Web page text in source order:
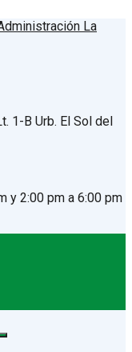
1-B Urb. El Sol del
y 2:00 pm a 6:00 pm